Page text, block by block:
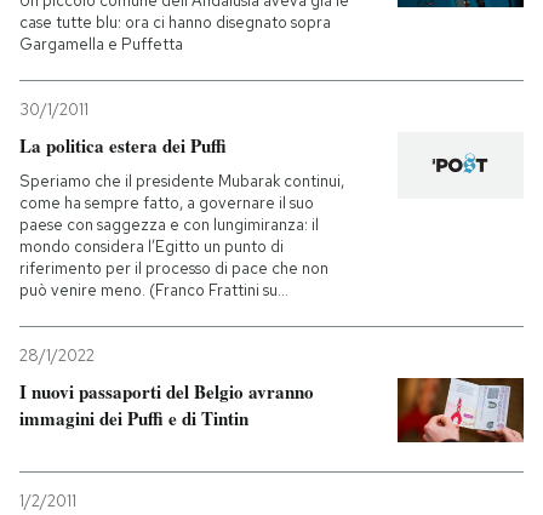
case tutte blu: ora ci hanno disegnato sopra
Gargamella e Puffetta
30/1/2011
La politica estera dei Puffi
Speriamo che il presidente Mubarak continui,
come ha sempre fatto, a governare il suo
paese con saggezza e con lungimiranza: il
mondo considera l’Egitto un punto di
riferimento per il processo di pace che non
può venire meno. (Franco Frattini su...
28/1/2022
I nuovi passaporti del Belgio avranno
immagini dei Puffi e di Tintin
1/2/2011